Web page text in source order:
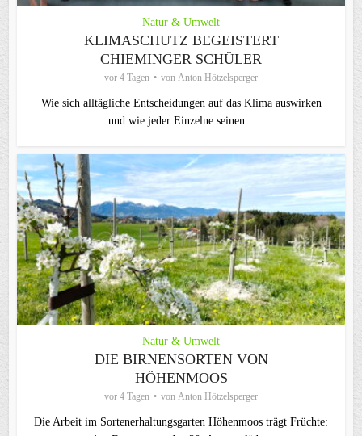
Natur & Umwelt
KLIMASCHUTZ BEGEISTERT
CHIEMINGER SCHÜLER
vor 4 Tagen von Anton Hötzelsperger
Wie sich alltägliche Entscheidungen auf das Klima auswirken
und wie jeder Einzelne seinen...
Natur & Umwelt
DIE BIRNENSORTEN VON
HÖHENMOOS
vor 4 Tagen von Anton Hötzelsperger
Die Arbeit im Sortenerhaltungsgarten Höhenmoos trägt Früchte: